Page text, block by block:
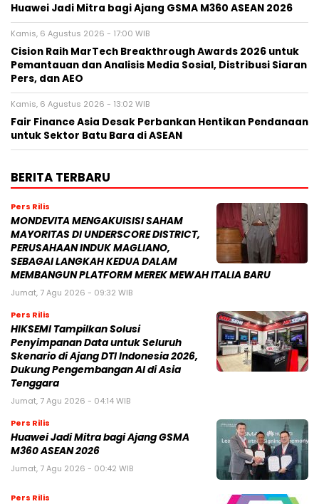
Huawei Jadi Mitra bagi Ajang GSMA M360 ASEAN 2026
Kamis, 6 Agustus 2026 - 17:00 WIB
Cision Raih MarTech Breakthrough Awards 2026 untuk
Pemantauan dan Analisis Media Sosial, Distribusi Siaran
Pers, dan AEO
Kamis, 6 Agustus 2026 - 13:02 WIB
Fair Finance Asia Desak Perbankan Hentikan Pendanaan
untuk Sektor Batu Bara di ASEAN
BERITA TERBARU
Pers Rilis
MONDEVITA MENGAKUISISI SAHAM
MAYORITAS DI UNDERSCORE DISTRICT,
PERUSAHAAN INDUK MAGLIANO,
SEBAGAI LANGKAH KEDUA DALAM
MEMBANGUN PLATFORM MEREK MEWAH ITALIA BARU
Jumat, 7 Agu 2026 - 09:32 WIB
Pers Rilis
HIKSEMI Tampilkan Solusi
Penyimpanan Data untuk Seluruh
Skenario di Ajang DTI Indonesia 2026,
Dukung Pengembangan AI di Asia
Tenggara
Jumat, 7 Agu 2026 - 04:14 WIB
Pers Rilis
Huawei Jadi Mitra bagi Ajang GSMA
M360 ASEAN 2026
Jumat, 7 Agu 2026 - 00:42 WIB
Pers Rilis